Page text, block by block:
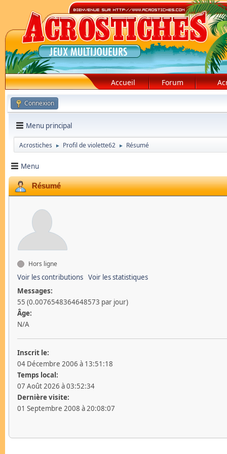
Accueil Forum
Connexion
Menu principal
Acrostiches ► Profil de violette62 ► Résumé
Menu
Résumé
violette62
Membre Junior
Hors ligne
Voir les contributions Voir les statistiques
Messages:
55 (0.0076548364648573 par jour)
Âge:
N/A
Inscrit le:
04 Décembre 2006 à 13:51:18
Temps local:
07 Août 2026 à 03:52:34
Dernière visite:
01 Septembre 2008 à 20:08:07